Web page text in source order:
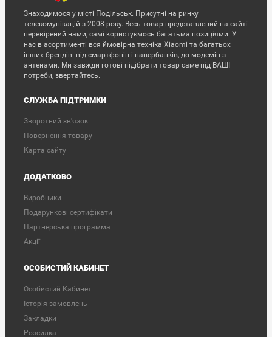
Знаходимося у місті Подільськ. Присутні на ринку
телекомунікацій з 2008 року. Весь товар представлений на сайті
перевірений нами, самі користуємось багатьма позиціями. У
нас в асортименті вся ймовірна техніка Xiaomi та багатьох
інших брендів: від смартфонів і павербанків, до модемів з
антенами. Ми завжди готові підібрати товар саме під ВАШІ
потреби, звертайтесь.
СЛУЖБА ПІДТРИМКИ
Зворотний зв'язок
Повернення товару
Карта сайту
ДОДАТКОВО
Виробники
Подарункові сертифікати
Партнерська программа
Акції
ОСОБИСТИЙ КАБИНЕТ
Особистий Кабинет
Історія замовлень
Закладки
Розсилка